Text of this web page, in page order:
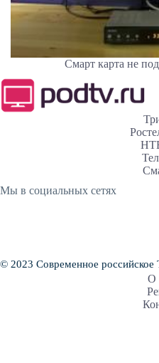
Смарт карта не
Мы в социальных сетях
© 2023 Современное российское
О